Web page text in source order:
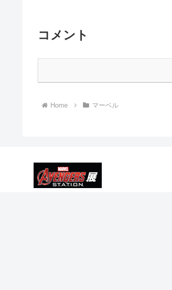
コメント
Home マーベル